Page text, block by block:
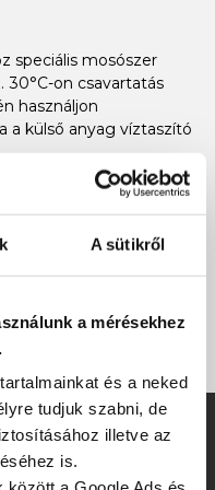
A sütikről
a mérésekhez
és a neked
tudjuk szabni, de
illetve az
is.
speciális mosószer
30°C-on csavartatás
használjon
a külső anyag víztaszító